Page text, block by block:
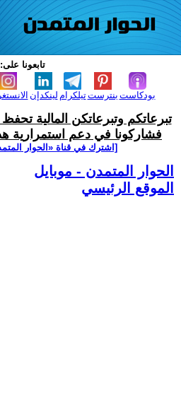
تابعونا على:
لينكدإن تيلكرامبنترست بودكاست
تبرعاتكم وتبرعاتكن المالية
فشاركونا في دعم استمرارية
[اشترك في قناة ‫«الحوار
الحوار المتمدن - موبايل
الموقع الرئيسي